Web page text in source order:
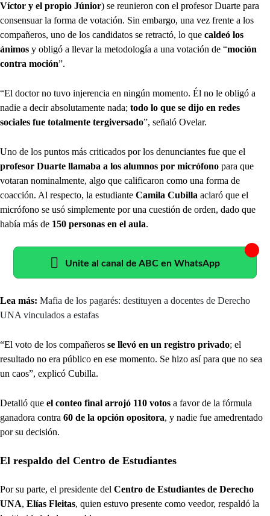
Víctor y el propio Júnior) se reunieron con el profesor Duarte para
consensuar la forma de votación. Sin embargo, una vez frente a los
compañeros, uno de los candidatos se retractó, lo que caldeó los
ánimos y obligó a llevar la metodología a una votación de “moción
contra moción”.
“El doctor no tuvo injerencia en ningún momento. Él no le obligó a
nadie a decir absolutamente nada; todo lo que se dijo en redes
sociales fue totalmente tergiversado”, señaló Ovelar.
Uno de los puntos más criticados por los denunciantes fue que el
profesor Duarte llamaba a los alumnos por micrófono para que
votaran nominalmente, algo que calificaron como una forma de
coacción. Al respecto, la estudiante Camila Cubilla aclaró que el
micrófono se usó simplemente por una cuestión de orden, dado que
había más de 150 personas en el aula.
Unite al canal de ABC en WhatsApp
Lea más: Mafia de los pagarés: destituyen a docentes de Derecho
UNA vinculados a estafas
“El voto de los compañeros se llevó en un registro privado; el
resultado no era público en ese momento. Se hizo así para que no sea
un caos”, explicó Cubilla.
Detalló que el conteo final arrojó 110 votos a favor de la fórmula
ganadora contra 60 de la opción opositora, y nadie fue amedrentado
por su decisión.
El respaldo del Centro de Estudiantes
Por su parte, el presidente del Centro de Estudiantes de Derecho
UNA, Elías Fleitas, quien estuvo presente como veedor, respaldó la